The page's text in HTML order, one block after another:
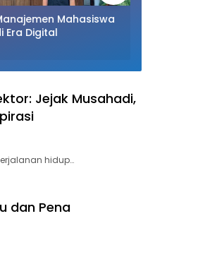
Mahasiswa
Era Digital
Jejak Musahadi,
hidup…
dan Pena